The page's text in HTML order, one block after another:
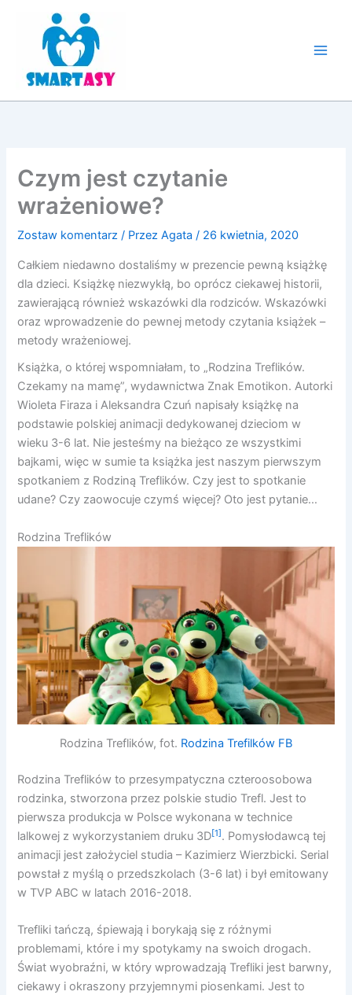
Czym jest czytanie
wrażeniowe?
Zostaw komentarz / PrzezAgata/ 26 kwietnia, 2020
Całkiem niedawno dostaliśmy w prezencie pewną książkę
dla dzieci. Książkę niezwykłą, bo oprócz ciekawej historii,
zawierającą również wskazówki dla rodziców. Wskazówki
oraz wprowadzenie do pewnej metody czytania książek –
metody wrażeniowej.
Książka, o której wspomniałam, to „Rodzina Treflików.
Czekamy na mamę”, wydawnictwa Znak Emotikon. Autorki
Wioleta Firaza i Aleksandra Czuń napisały książkę na
podstawie polskiej animacji dedykowanej dzieciom w
wieku 3-6 lat. Nie jesteśmy na bieżąco ze wszystkimi
bajkami, więc w sumie ta książka jest naszym pierwszym
spotkaniem z Rodziną Treflików. Czy jest to spotkanie
udane? Czy zaowocuje czymś więcej? Oto jest pytanie…
Rodzina Treflików
Rodzina Treflików, fot. Rodzina Trefilków FB
Rodzina Treflików to przesympatyczna czteroosobowa
rodzinka, stworzona przez polskie studio Trefl. Jest to
pierwsza produkcja w Polsce wykonana w technice
lalkowej z wykorzystaniem druku 3D[1]. Pomysłodawcą tej
animacji jest założyciel studia – Kazimierz Wierzbicki. Serial
powstał z myślą o przedszkolach (3-6 lat) i był emitowany
w TVP ABC w latach 2016-2018.
Trefliki tańczą, śpiewają i borykają się z różnymi
problemami, które i my spotykamy na swoich drogach.
Świat wyobraźni, w który wprowadzają Trefliki jest barwny,
ciekawy i okraszony przyjemnymi piosenkami. Jest to